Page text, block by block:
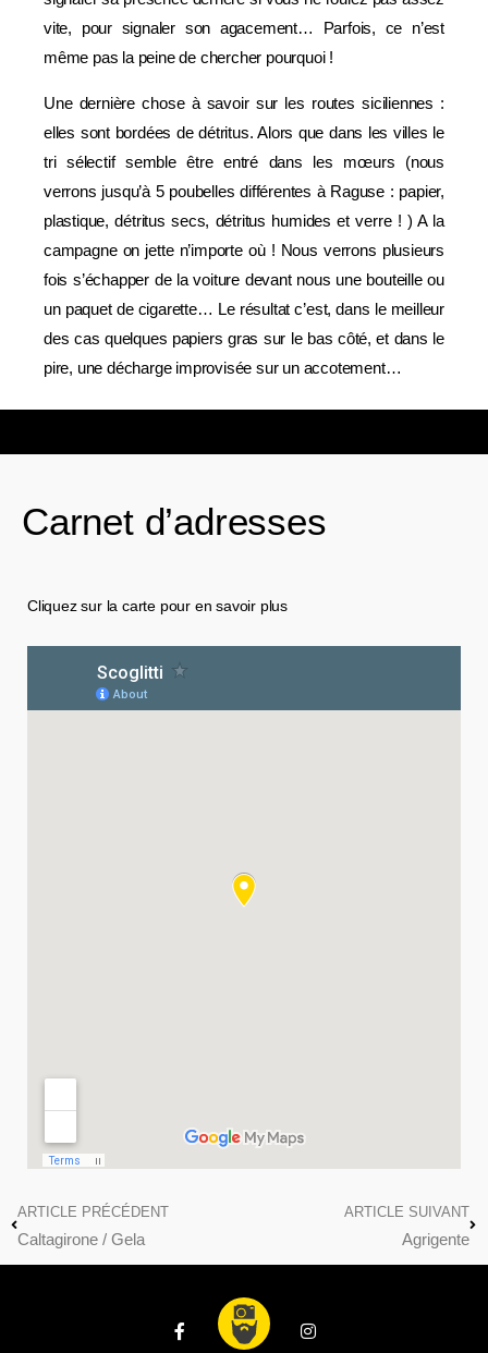
vite, pour signaler son agacement… Parfois, ce n’est
même pas la peine de chercher pourquoi !
Une dernière chose à savoir sur les routes siciliennes :
elles sont bordées de détritus. Alors que dans les villes le
tri sélectif semble être entré dans les mœurs (nous
verrons jusqu’à 5 poubelles différentes à Raguse : papier,
plastique, détritus secs, détritus humides et verre ! ) A la
campagne on jette n’importe où ! Nous verrons plusieurs
fois s’échapper de la voiture devant nous une bouteille ou
un paquet de cigarette… Le résultat c’est, dans le meilleur
des cas quelques papiers gras sur le bas côté, et dans le
pire, une décharge improvisée sur un accotement…
Carnet d’adresses
Cliquez sur la carte pour en savoir plus
ARTICLE PRÉCÉDENT
Caltagirone / Gela
ARTICLE SUIVANT
Agrigente